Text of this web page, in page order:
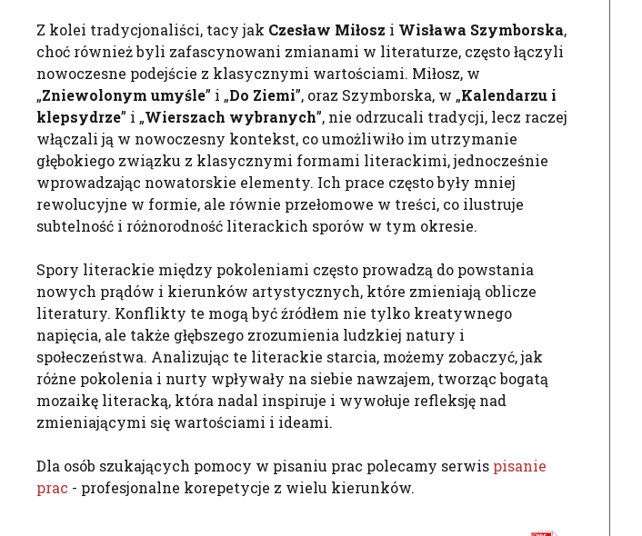
Z kolei tradycjonaliści, tacy jak Czesław Miłosz i Wisława Szymborska,
choć również byli zafascynowani zmianami w literaturze, często łączyli
nowoczesne podejście z klasycznymi wartościami. Miłosz, w
„Zniewolonym umyśle” i „Do Ziemi”, oraz Szymborska, w „Kalendarzu i
klepsydrze” i „Wierszach wybranych”, nie odrzucali tradycji, lecz raczej
włączali ją w nowoczesny kontekst, co umożliwiło im utrzymanie
głębokiego związku z klasycznymi formami literackimi, jednocześnie
wprowadzając nowatorskie elementy. Ich prace często były mniej
rewolucyjne w formie, ale równie przełomowe w treści, co ilustruje
subtelność i różnorodność literackich sporów w tym okresie.
Spory literackie między pokoleniami często prowadzą do powstania
nowych prądów i kierunków artystycznych, które zmieniają oblicze
literatury. Konflikty te mogą być źródłem nie tylko kreatywnego
napięcia, ale także głębszego zrozumienia ludzkiej natury i
społeczeństwa. Analizując te literackie starcia, możemy zobaczyć, jak
różne pokolenia i nurty wpływały na siebie nawzajem, tworząc bogatą
mozaikę literacką, która nadal inspiruje i wywołuje refleksję nad
zmieniającymi się wartościami i ideami.
Dla osób szukających pomocy w pisaniu prac polecamy serwis pisanie
prac - profesjonalne korepetycje z wielu kierunków.